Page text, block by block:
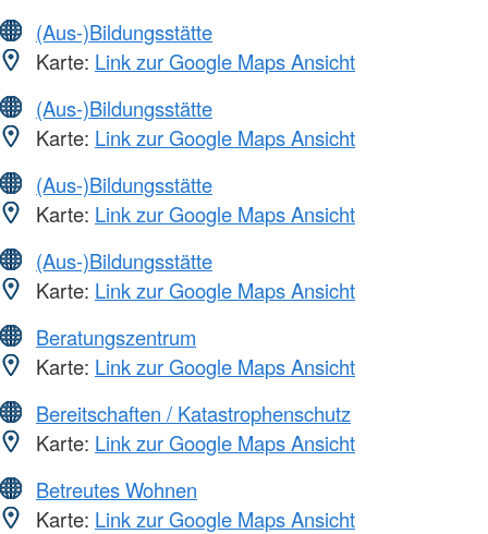
(Aus-)Bildungsstätte
Karte: Link zur Google Maps Ansicht
(Aus-)Bildungsstätte
Karte: Link zur Google Maps Ansicht
(Aus-)Bildungsstätte
Karte: Link zur Google Maps Ansicht
(Aus-)Bildungsstätte
Karte: Link zur Google Maps Ansicht
Beratungszentrum
Karte: Link zur Google Maps Ansicht
Bereitschaften / Katastrophenschutz
Karte: Link zur Google Maps Ansicht
Betreutes Wohnen
Karte: Link zur Google Maps Ansicht